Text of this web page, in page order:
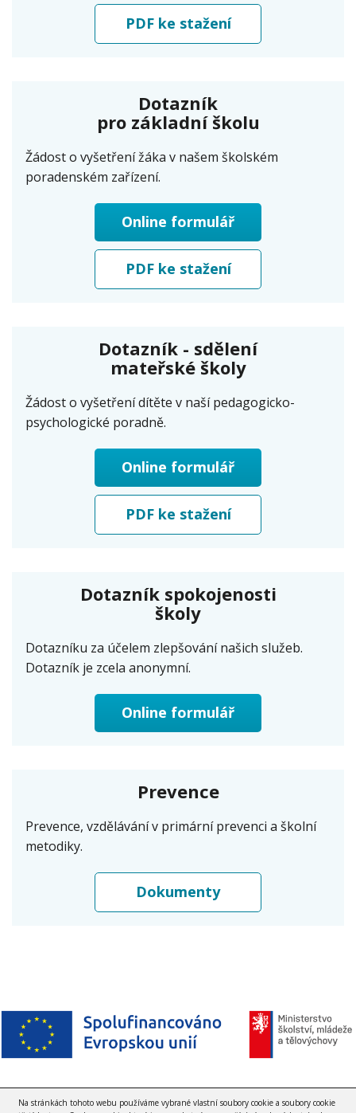
PDF ke stažení
Dotazník
pro základní školu
Žádost o vyšetření žáka v našem školském
poradenském zařízení.
Online formulář
PDF ke stažení
Dotazník - sdělení
mateřské školy
Žádost o vyšetření dítěte v naší pedagogicko-
psychologické poradně.
Online formulář
PDF ke stažení
Dotazník spokojenosti
školy
Dotazníku za účelem zlepšování našich služeb.
Dotazník je zcela anonymní.
Online formulář
Prevence
Prevence, vzdělávání v primární prevenci a školní
metodiky.
Dokumenty
Na stránkách tohoto webu používáme vybrané vlastní soubory cookie a soubory cookie